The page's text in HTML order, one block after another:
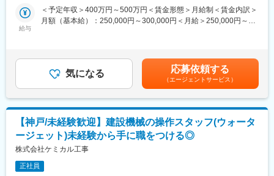
■業務内容：
長年にわたり高品質な商品づくりを追求し、安定した事業基盤を
築いてきた酒造メーカーの当社にて、経理職をお任せします。今
■具体的な業務内容 ：
・売掛金管理業務
・固定資産管理業務
・会計システムへの伝票入力
・財務帳票作成業務
・月次決算業務
・税務関連業務
給与
＜予定年収＞400万円～500万円＜賃金形態＞月給制＜賃金内訳＞
月額（基本給）：250,000円～300,000円＜月給＞250,000円～
気になる 応募依頼する
（エージェントサービス）
【神戸/未経験歓迎】建設機械の操作スタッフ(ウォータ
ージェット)未経験から手に職をつける◎
株式会社ケミカル工事
正社員